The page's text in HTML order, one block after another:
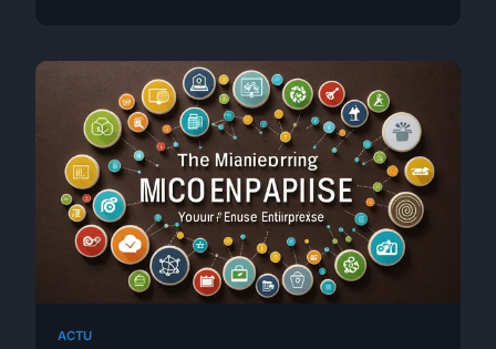
ACTU